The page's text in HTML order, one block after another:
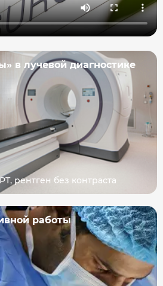
в лучевой диагностике
рентген без контраста
работы